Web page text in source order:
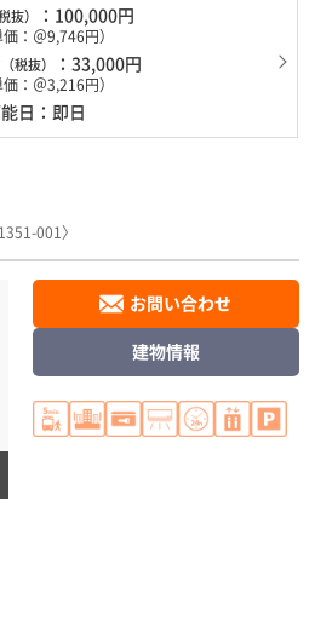
抜） ：100,000円
価：＠9,746円）
（税抜） ：33,000円
価：＠3,216円）
日：即日
001〉
お問い合わせ
建物情報